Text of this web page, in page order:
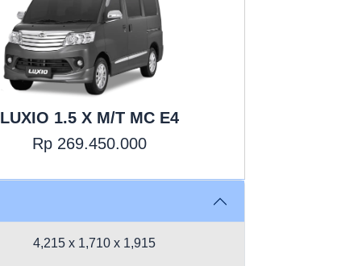
LUXIO 1.5 X M/T MC E4
Rp 269.450.000
4,215 x 1,710 x 1,915